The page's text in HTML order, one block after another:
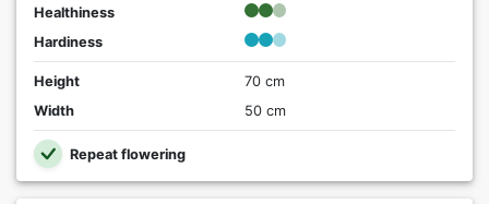
Healthiness
Hardiness
Height
70 cm
Width
50 cm
Repeat flowering